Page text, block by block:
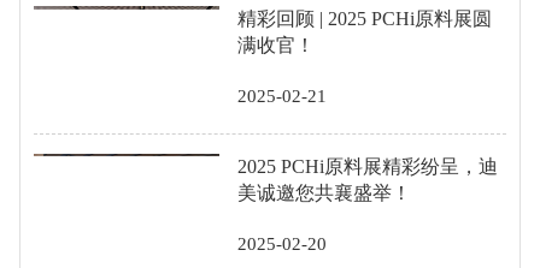
精彩回顾 | 2025 PCHi原料展圆
满收官！
2025-02-21
2025 PCHi原料展精彩纷呈，迪
美诚邀您共襄盛举！
2025-02-20